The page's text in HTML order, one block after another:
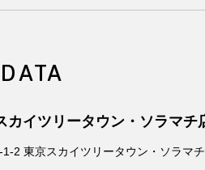
カイツリータウン・ソラマチ
2 東京スカイツリータウン・ソラマ